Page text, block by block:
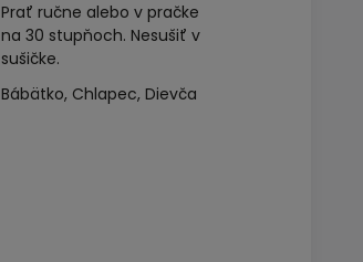
Prať ručne alebo v pračke
na 30 stupňoch. Nesušiť v
sušičke.
Bábätko, Chlapec, Dievča